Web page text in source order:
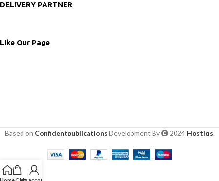
DELIVERY PARTNER
Like Our Page
Based on Confidentpublications Development By 2024 Hostiqs.